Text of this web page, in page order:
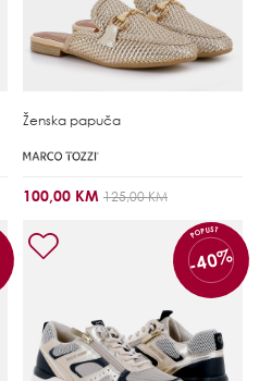
Ženska papuča
100,00 KM 125,00 KM
POPUST
-40%